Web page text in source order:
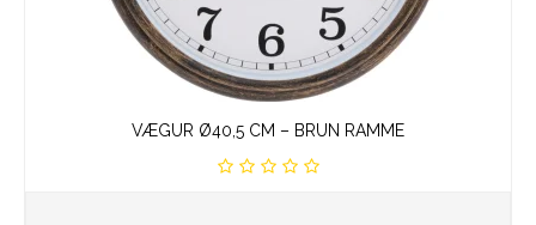
VÆGUR Ø40,5 CM – BRUN RAMME